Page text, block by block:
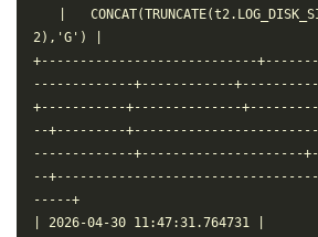
|
2),'G') |
+----------------------------
-------------+------------
+-----------+--------------
--+---------
-------------+---------------------
--
-----+
| 2026-04-30 11:47:31.764731 |